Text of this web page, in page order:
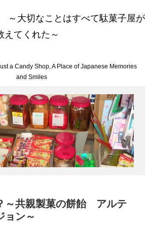
～大切なことはすべて駄菓子屋が
えてくれた～
a Candy Shop, A Place of Japanese Memories
and Smiles
～共親製菓の餅飴 アルテ
ョン～